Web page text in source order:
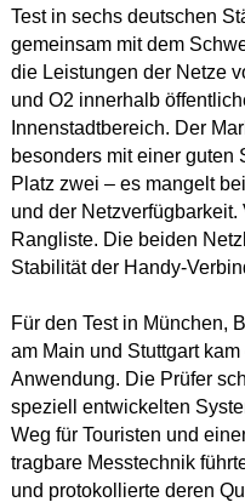
Test in sechs deutschen
gemeinsam mit dem
die Leistungen der Netze
und O2 innerhalb
Innenstadtbereich. Der
besonders mit einer guten
Platz zwei – es mangelt
und der
Rangliste. Die beiden
Stabilität der Handy-
Für den Test in München,
am Main und Stuttgart
Anwendung. Die Prüfer
speziell entwickelten
Weg für Touristen und
tragbare Messtechnik
und protokollierte deren